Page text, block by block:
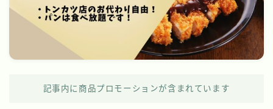
記事内に商品プロモーションが含まれています